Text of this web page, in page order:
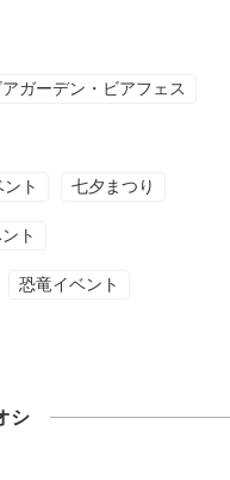
アガーデン・ビアフェス
ト 七夕まつり
ト
恐竜イベント
シ